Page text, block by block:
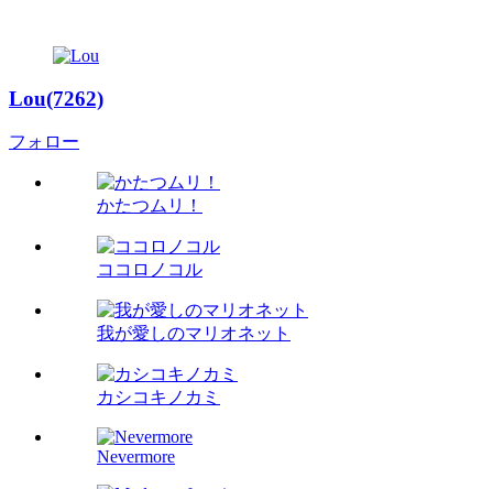
Lou(7262)
フォロー
かたつムリ！
ココロノコル
我が愛しのマリオネット
カシコキノカミ
Nevermore